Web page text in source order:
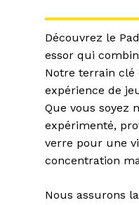
Découvrez le
essor qui
Notre terrain
expérience de
Que vous soyez
expérimenté,
verre pour une
concentration
Nous assurons